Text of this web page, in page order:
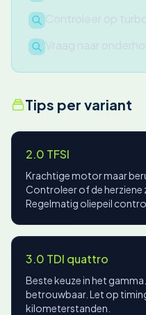
Controleer op
Vraag naar
Tips per variant
2.0 TFSI
Krachtige motor maar
Controleer of de herziene
Regelmatig oliepeil
3.0 TDI quattro
Beste keuze in het
betrouwbaar. Let op
kilometerstanden.